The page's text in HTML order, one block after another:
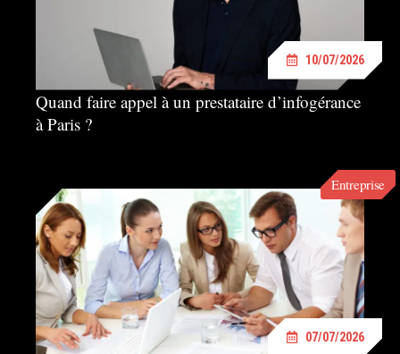
10/07/2026
Quand faire appel à un prestataire d’infogérance
à Paris ?
Entreprise
07/07/2026